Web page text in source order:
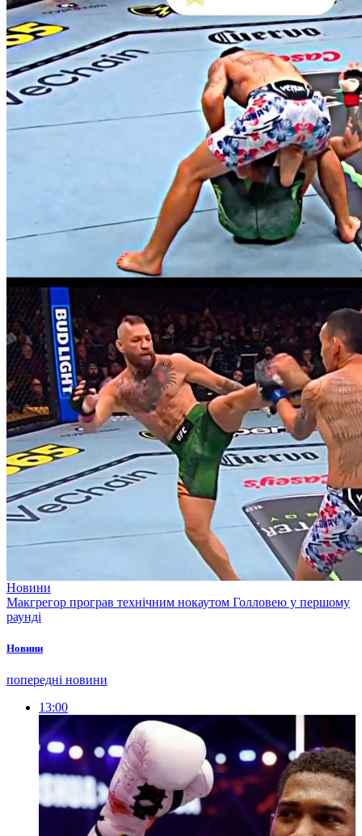
Новини
Макгрегор програв технічним нокаутом Голловею у першому
раунді
Новини
попередні новини
13:00